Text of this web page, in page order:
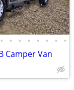
• • • • • • • •
Camper Van